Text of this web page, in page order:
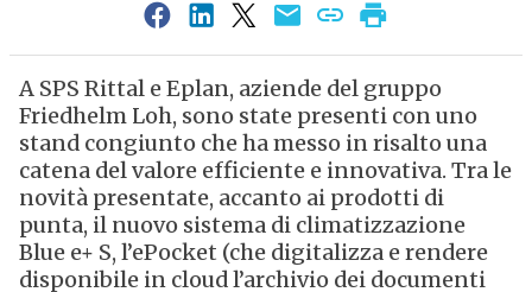
A SPS Rittal e Eplan, aziende del gruppo
Friedhelm Loh, sono state presenti con uno
stand congiunto che ha messo in risalto una
catena del valore efficiente e innovativa. Tra le
novità presentate, accanto ai prodotti di
punta, il nuovo sistema di climatizzazione
Blue e+ S, l’ePocket (che digitalizza e rendere
disponibile in cloud l’archivio dei documenti